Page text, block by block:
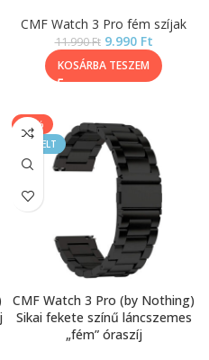
CMF Watch 3 Pro fém szíjak
11.990Ft 9.990 Ft
KOSÁRBA TESZEM
-40%
KIEMELT
CMF Watch 3 Pro (by Nothing)
Sikai fekete színű láncszemes
„fém” óraszíj